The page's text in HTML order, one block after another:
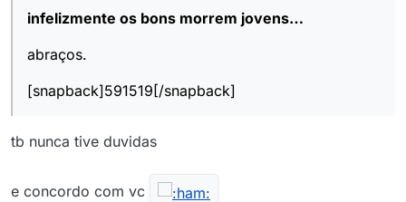
infelizmente os bons morrem jovens…
abraços.
[snapback]591519[/snapback]
tb nunca tive duvidas
e concordo com vc